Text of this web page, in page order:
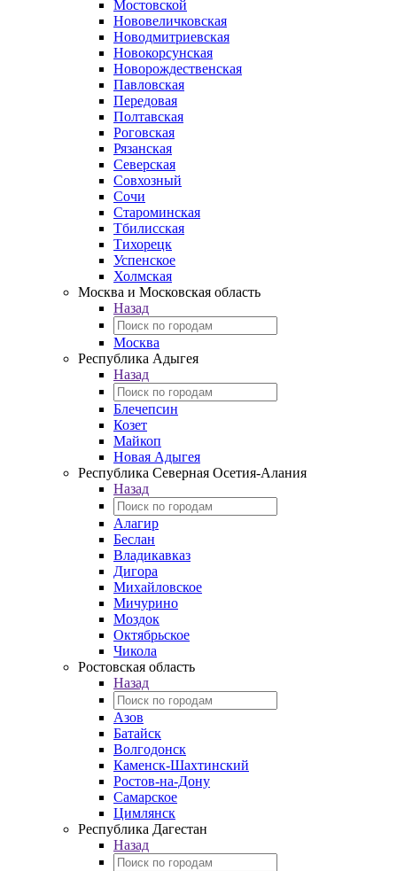
Мостовской
Нововеличковская
Новодмитриевская
Новокорсунская
Новорождественская
Павловская
Передовая
Полтавская
Роговская
Рязанская
Северская
Совхозный
Сочи
Староминская
Тбилисская
Тихорецк
Успенское
Холмская
Москва и Московская область
Назад
Москва
Республика Адыгея
Назад
Блечепсин
Козет
Майкоп
Новая Адыгея
Республика Северная Осетия-Алания
Назад
Алагир
Беслан
Владикавказ
Дигора
Михайловское
Мичурино
Моздок
Октябрьское
Чикола
Ростовская область
Назад
Азов
Батайск
Волгодонск
Каменск-Шахтинский
Ростов-на-Дону
Самарское
Цимлянск
Республика Дагестан
Назад